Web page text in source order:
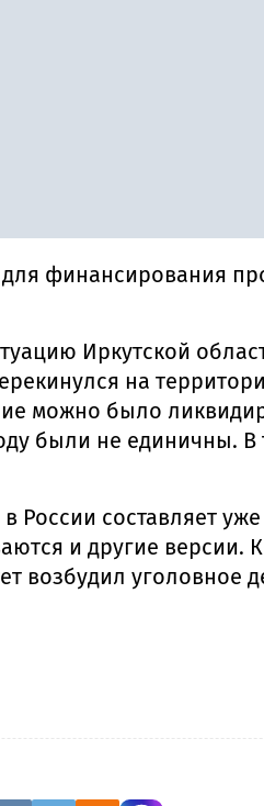
финансирования
Иркутской
на
можно было
были не единичны.
составляет
и другие
возбудил уголовное